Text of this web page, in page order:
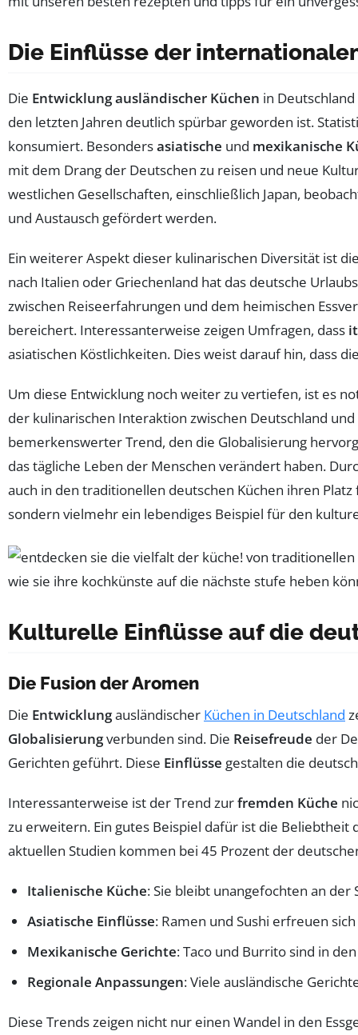
Die Einflüsse der
Die Entwicklung ausländischer Küchen in
den letzten Jahren deutlich spürbar geworden ist.
konsumiert. Besondersasiatische und mexikanische
mit dem Drang der Deutschen zu reisen und neue
westlichen Gesellschaften, einschließlich Japan,
und Austausch gefördert werden.
Ein weiterer Aspekt dieser kulinarischen Diversität ist
nach Italien oder Griechenland hat das deutsche
zwischen Reiseerfahrungen und dem heimischen
bereichert. Interessanterweise zeigen Umfragen, dass
asiatischen Köstlichkeiten. Dies weist darauf hin, dass
Um diese Entwicklung noch weiter zu vertiefen, ist es
der kulinarischen Interaktion zwischen Deutschland
bemerkenswerter Trend, den die Globalisierung
das tägliche Leben der Menschen verändert haben.
auch in den traditionellen deutschen Küchen ihren
sondern vielmehr ein lebendiges Beispiel für den
Kulturelle Einflüsse auf die
Die Fusion der Aromen
Die Entwicklungausländischer Küchen in Deutschland
Globalisierungverbunden sind. Die Reisefreude der
Gerichten geführt. Diese Einflüsse gestalten die
Interessanterweise ist der Trend zurfremden Küche
zu erweitern. Ein gutes Beispiel dafür ist die Beliebtheit
aktuellen Studien kommen bei 45 Prozent der
Italienische Küche: Sie bleibt unangefochten an
Asiatische Einflüsse: Ramen und Sushi erfreuen
Mexikanische Gerichte: Taco und Burrito sind in
Regionale Anpassungen: Viele ausländische
Diese Trends zeigen nicht nur einen Wandel in den